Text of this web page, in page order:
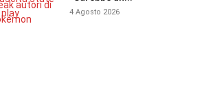
4 Agosto 2026